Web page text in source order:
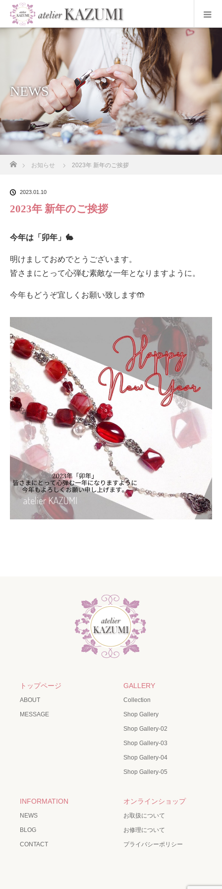
NEWS
ホーム
お知らせ 2023年 新年のご挨拶
2023.01.10
2023年 新年のご挨拶
今年は「卯年」🐇
明けましておめでとうございます。
皆さまにとって心弾む素敵な一年となりますように。
今年もどうぞ宜しくお願い致します🤲
トップページ
ABOUT
MESSAGE
GALLERY
Collection
Shop Gallery
Shop Gallery-02
Shop Gallery-03
Shop Gallery-04
Shop Gallery-05
INFORMATION
NEWS
BLOG
CONTACT
オンラインショップ
お取扱について
お修理について
プライバシーポリシー